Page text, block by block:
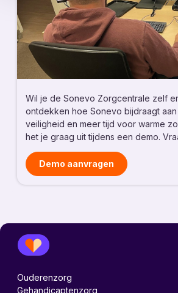
Wil je de Sonevo Zorgcentrale zelf
ontdekken hoe Sonevo bijdraagt aan
veiligheid en meer tijd voor warme
het je graag uit tijdens een demo.
Demo aanvragen
Ouderenzorg
Gehandicaptenzorg